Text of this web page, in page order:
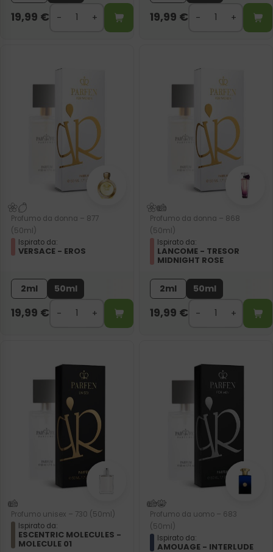
19,99 € 19,99 €
Profumo da donna – 877
(50ml)
Ispirato da:
VERSACE - EROS
2ml 50ml
19,99 €
Profumo da donna – 868
(50ml)
Ispirato da:
LANCOME - TRESOR
MIDNIGHT ROSE
2ml 50ml
19,99 €
Profumo unisex – 730 (50ml)
Ispirato da:
ESCENTRIC MOLECULES -
MOLECULE 01
Profumo da uomo – 683
(50ml)
Ispirato da:
AMOUAGE - INTERLUDE